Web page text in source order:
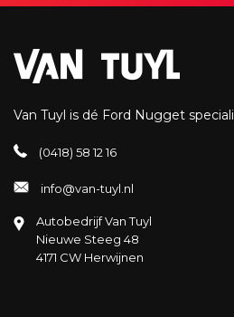
Van Tuyl is dé Ford Nugget
(0418) 58 12 16
info@van-tuyl.nl
Autobedrijf Van Tuyl
Nieuwe Steeg 48
4171 CW Herwijnen